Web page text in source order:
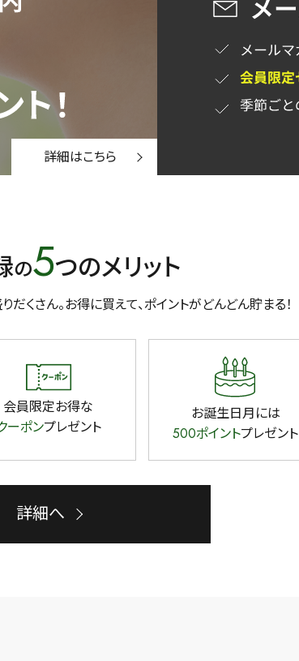
詳細はこちら
の5つのメリット
だくさん。お得に買えて、ポイントがどんどん貯まる！
会員限定お得な
ーポンプレゼント
お誕生日月には
500ポイントプレゼント
詳細へ